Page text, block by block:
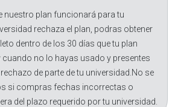
nuestro plan funcionará para tu
rechaza el plan, podras obtener
dentro de los 30 días que tu plan
cuando no lo hayas usado y presentes
de parte de tu universidad.No se
si compras fechas incorrectas o
del plazo requerido por tu universidad.